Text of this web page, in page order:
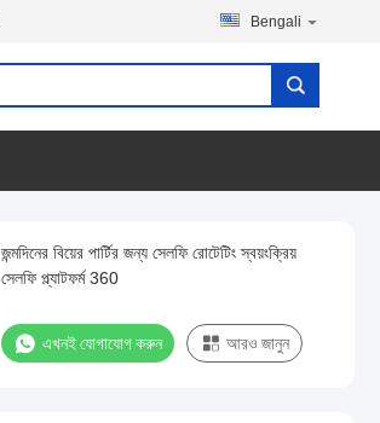
Bengali
জন্মদিনের বিয়ের পার্টির জন্য সেলফি রোটেটিং স্বয়ংক্রিয়
সেলফি প্ল্যাটফর্ম 360
এখনই যোগাযোগ করুন আরও জানুন